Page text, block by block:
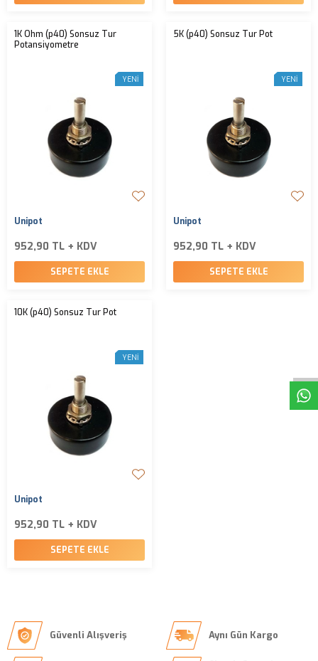
1K Ohm (p40) Sonsuz Tur
Potansiyometre
YENI
Unipot
952,90 TL + KDV
SEPETE EKLE
5K (p40) Sonsuz Tur Pot
YENI
Unipot
952,90 TL + KDV
SEPETE EKLE
10K (p40) Sonsuz Tur Pot
YENI
Unipot
952,90 TL + KDV
SEPETE EKLE
Güvenli Alışveriş Aynı Gün Kargo